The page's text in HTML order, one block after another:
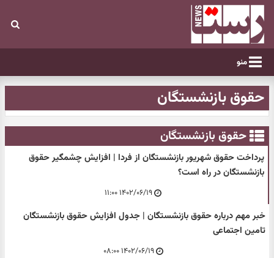
منو
حقوق بازنشستگان
حقوق بازنشستگان
پرداخت حقوق شهریور بازنشستگان از فردا | افزایش چشمگیر حقوق
بازنشستگان در راه است؟
۱۴۰۲/۰۶/۱۹ ۱۱:۰۰
خبر مهم درباره حقوق بازنشستگان | جدول افزایش حقوق بازنشستگان
تامین اجتماعی
۱۴۰۲/۰۶/۱۹ ۰۸:۰۰